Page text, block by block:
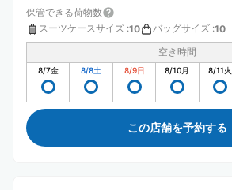
保管できる荷物数
スーツケースサイズ :10 バッグサイズ :10
空き時間
8/7金 8/8土 8/9日 8/10月 8/11火
この店舗を予約する